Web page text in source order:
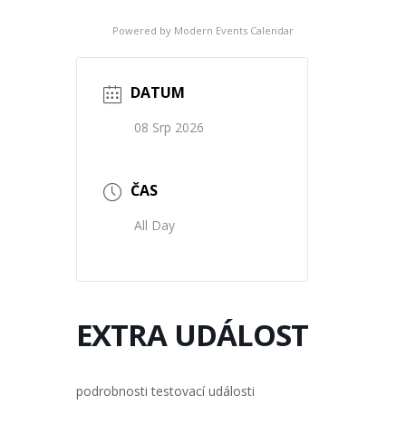
Powered by Modern Events Calendar
DATUM
08 Srp 2026
ČAS
All Day
EXTRA UDÁLOST
podrobnosti testovací události